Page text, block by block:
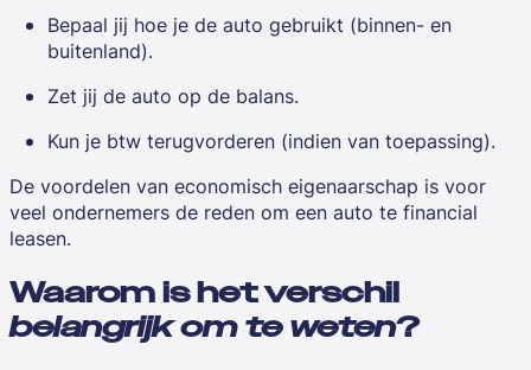
Bepaal jij hoe je de auto gebruikt (binnen- en
buitenland).
Zet jij de auto op de balans.
Kun je btw terugvorderen (indien van toepassing).
De voordelen van economisch eigenaarschap is voor
veel ondernemers de reden om een auto te financial
leasen.
Waarom is het verschil
belangrijk om te weten?